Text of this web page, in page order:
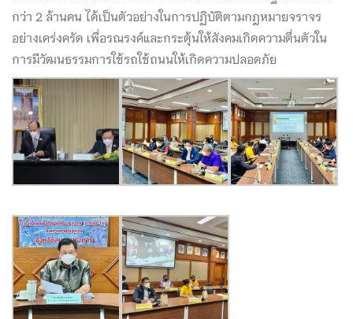
กว่า 2 ล้านคน ได้เป็นตัวอย่างในการปฏิบัติตามกฎหมายจราจร
อย่างเคร่งครัด เพื่อรณรงค์และกระตุ้นให้สังคมเกิดความตื่นตัวใน
การมีวัฒนธรรมการใช้รถใช้ถนนให้เกิดความปลอดภัย